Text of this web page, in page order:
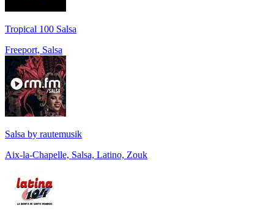
Tropical 100 Salsa
Freeport, Salsa
Salsa by rautemusik
Aix-la-Chapelle, Salsa, Latino, Zouk